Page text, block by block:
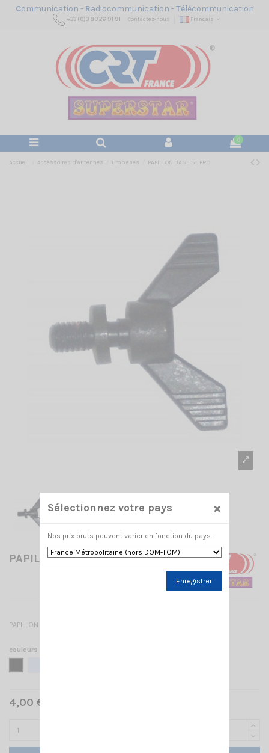
Communication - Radiocommunication -Télécommunication
+33 (0)3 80 26 91 91 Contactez-nous Français
0
Accueil Accessoires d'antennes Embases PAPILLON BASE SL PRO
PAPILLON BASE SL PRO
PAPILLON BASE SL PRO
couleurs
4,00 € TTC
Sélectionnez votre pays ×
Nos prix bruts peuvent varier en fonction du pays.
Enregistrer